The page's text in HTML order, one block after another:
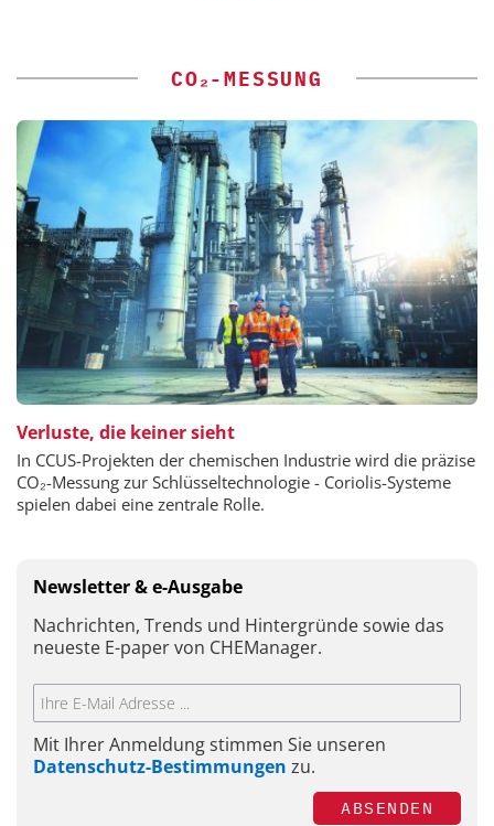
CO₂-MESSUNG
Verluste, die keiner sieht
In CCUS-Projekten der chemischen Industrie wird die präzise
CO₂-Messung zur Schlüsseltechnologie - Coriolis-Systeme
spielen dabei eine zentrale Rolle.
Newsletter & e-Ausgabe
Nachrichten, Trends und Hintergründe sowie das
neueste E-paper von CHEManager.
Mit Ihrer Anmeldung stimmen Sie unseren
Datenschutz-Bestimmungen zu.
ABSENDEN